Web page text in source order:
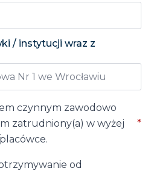
/ instytucji wraz z
czynnym zawodowo
zatrudniony(a) w wyżej
*
od